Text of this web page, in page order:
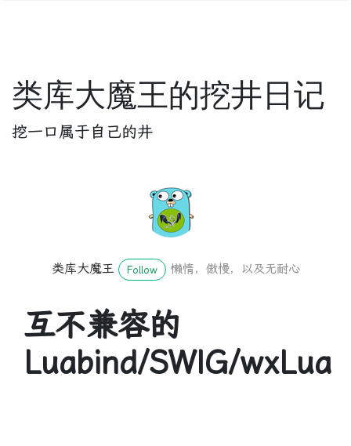
类库大魔王的挖井日记
挖一口属于自己的井
类库大魔王 Follow 懒惰，傲慢，以及无耐心
互不兼容的
Luabind/SWIG/wxLua